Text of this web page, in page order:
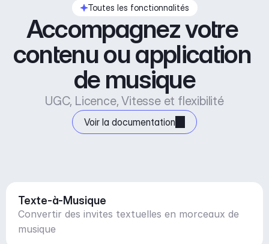
Toutes les fonctionnalités
Accompagnez votre
contenu ou application
de musique
UGC, Licence, Vitesse et flexibilité
Voir la documentation
Texte-à-Musique
Convertir des invites textuelles en morceaux de
musique